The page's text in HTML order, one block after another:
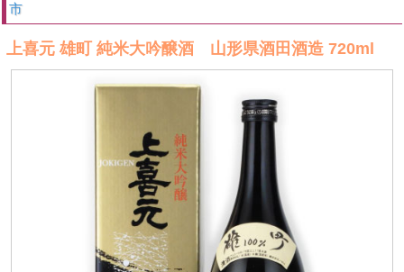
市
上喜元 雄町 純米大吟醸酒 山形県酒田酒造 720ml